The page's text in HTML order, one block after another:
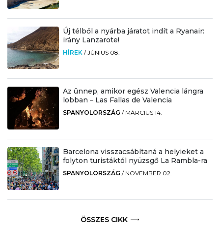
Új télből a nyárba járatot indít a Ryanair:
irány Lanzarote!
HÍREK /JÚNIUS 08.
Az ünnep, amikor egész Valencia lángra
lobban – Las Fallas de Valencia
SPANYOLORSZÁG / MÁRCIUS 14.
Barcelona visszacsábítaná a helyieket a
folyton turistáktól nyüzsgő La Rambla-ra
SPANYOLORSZÁG / NOVEMBER 02.
ÖSSZES CIKK